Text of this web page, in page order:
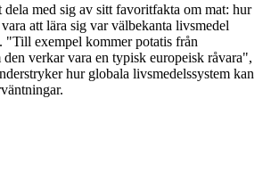
dela med sig av sitt favoritfakta om mat: hur
att lära sig var välbekanta livsmedel
"Till exempel kommer potatis från
verkar vara en typisk europeisk råvara",
hur globala livsmedelssystem kan